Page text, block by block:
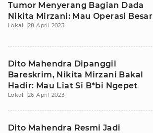
Tumor Menyerang Bagian Dada
Nikita Mirzani: Mau Operasi Besar
Lokal 28 April 2023
Dito Mahendra Dipanggil
Bareskrim, Nikita Mirzani Bakal
Hadir: Mau Liat Si B*bi Ngepet
Lokal 26 April 2023
Dito Mahendra Resmi Jadi